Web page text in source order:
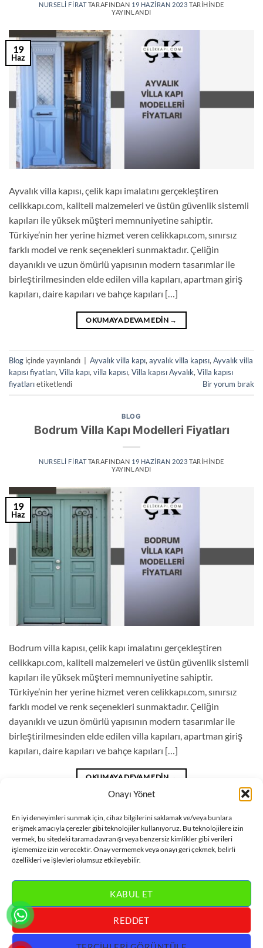
Onayı Yönet
En iyi deneyimleri sunmak için, cihaz bilgilerini saklamak ve/veya bunlara
erişmek amacıyla çerezler gibi teknolojiler kullanıyoruz. Bu teknolojilere izin
vermek, bu sitedeki tarama davranışı veya benzersiz kimlikler gibi verileri
işlememize izin verecektir. Onay vermemek veya onayı geri çekmek, belirli
özellikleri ve işlevleri olumsuz etkileyebilir.
KABUL ET
REDDET
NURSELI FIRATTARAFINDAN 19 HAZIRAN 2023 TARIHINDE
YAYINLANDI
19
Haz
Ayvalık villa kapısı, çelik kapı imalatını gerçekleştiren
celikkapı.com, kaliteli malzemeleri ve üstün güvenlik sistemli
kapıları ile yüksek müşteri memnuniyetine sahiptir.
Türkiye’nin her yerine hizmet veren celikkapı.com, sınırsız
farklı model ve renk seçenekleri sunmaktadır. Çeliğin
dayanıklı ve uzun ömürlü yapısının modern tasarımlar ile
birleştirilmesinden elde edilen villa kapıları, apartman giriş
kapıları, daire kapıları ve bahçe kapıları […]
OKUMAYA DEVAM EDIN →
Blog içinde yayınlandı Ayvalık villa kapı, ayvalık villa kapısı, Ayvalık villa
kapısı fiyatları, Villa kapı, villa kapısı, Villa kapısı Ayvalık, Villa kapısı
fiyatlarıetiketlendi Bir yorum bırak
BLOG
Bodrum Villa Kapı Modelleri Fiyatları
NURSELI FIRATTARAFINDAN 19 HAZIRAN 2023 TARIHINDE
YAYINLANDI
19
Haz
Bodrum villa kapısı, çelik kapı imalatını gerçekleştiren
celikkapı.com, kaliteli malzemeleri ve üstün güvenlik sistemli
kapıları ile yüksek müşteri memnuniyetine sahiptir.
Türkiye’nin her yerine hizmet veren celikkapı.com, sınırsız
farklı model ve renk seçenekleri sunmaktadır. Çeliğin
dayanıklı ve uzun ömürlü yapısının modern tasarımlar ile
birleştirilmesinden elde edilen villa kapıları, apartman giriş
kapıları, daire kapıları ve bahçe kapıları […]
OKUMAYA DEVAM EDIN
Blogiçinde yayınlandı| Bodrum kapı,Bodrum villa kapı fiyatları,Bodrum
villa kapısı modelleri,Villa kapı,villa kapısı,Villa kapısı fiyatlarıetiketlendi
Bir yorum bırak
Villa Kapısı Visa MasterCardBank